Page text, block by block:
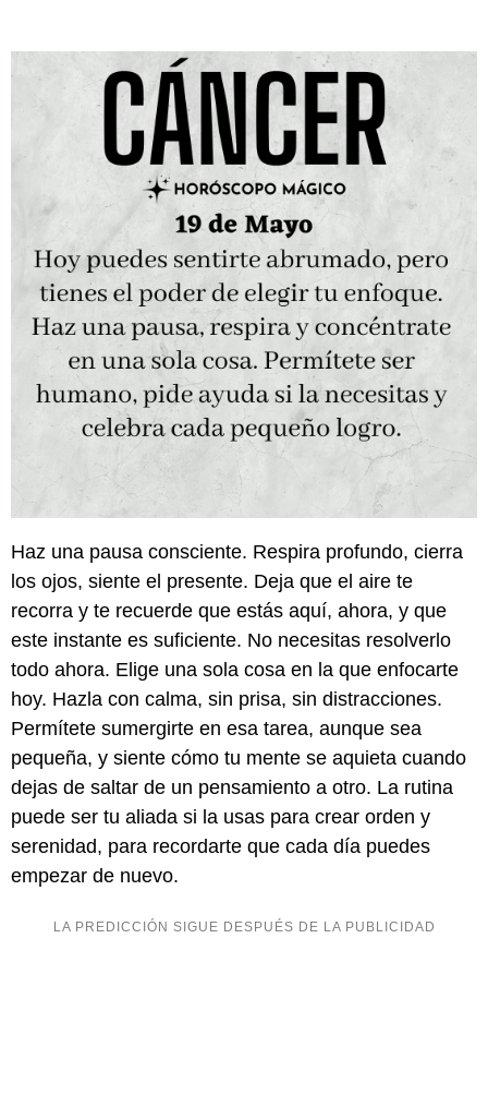
Haz una pausa consciente. Respira profundo, cierra
los ojos, siente el presente. Deja que el aire te
recorra y te recuerde que estás aquí, ahora, y que
este instante es suficiente. No necesitas resolverlo
todo ahora. Elige una sola cosa en la que enfocarte
hoy. Hazla con calma, sin prisa, sin distracciones.
Permítete sumergirte en esa tarea, aunque sea
pequeña, y siente cómo tu mente se aquieta cuando
dejas de saltar de un pensamiento a otro. La rutina
puede ser tu aliada si la usas para crear orden y
serenidad, para recordarte que cada día puedes
empezar de nuevo.